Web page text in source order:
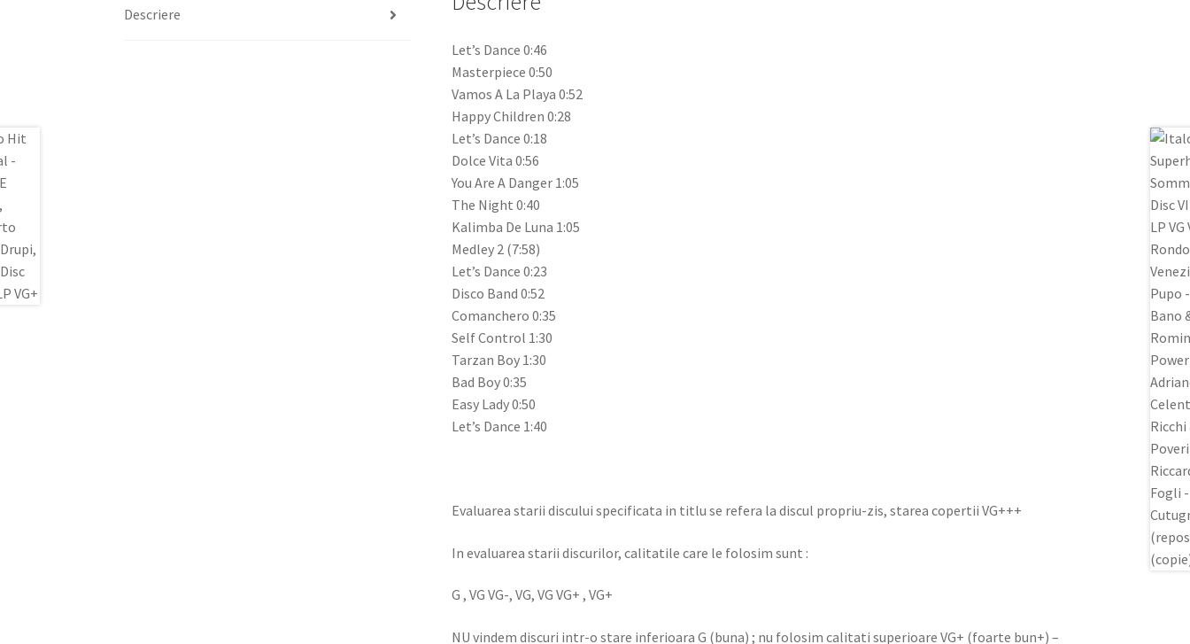
Descriere
Let’s Dance 0:46
Masterpiece 0:50
Vamos A La Playa 0:52
Happy Children 0:28
Let’s Dance 0:18
Dolce Vita 0:56
You Are A Danger 1:05
The Night 0:40
Kalimba De Luna 1:05
Medley 2 (7:58)
Let’s Dance 0:23
Disco Band 0:52
Comanchero 0:35
Self Control 1:30
Tarzan Boy 1:30
Bad Boy 0:35
Easy Lady 0:50
Let’s Dance 1:40
Evaluarea starii discului specificata in titlu se refera la discul propriu-zis, starea copertii VG+++
In evaluarea starii discurilor, calitatile care le folosim sunt :
G , VG VG-, VG, VG VG+ , VG+
NU vindem discuri intr-o stare inferioara G (buna) ; nu folosim calitati superioare VG+ (foarte bun+) –